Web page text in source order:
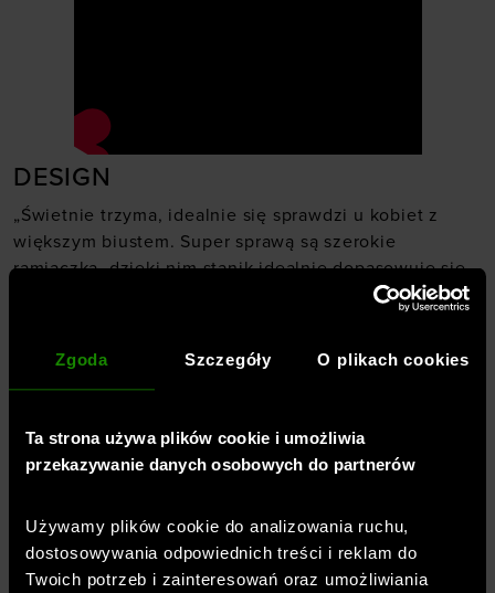
Zgoda Szczegóły O plikach cookies
Ta strona używa plików cookie i umożliwia
przekazywanie danych osobowych do partnerów
Używamy plików cookie do analizowania ruchu,
dostosowywania odpowiednich treści i reklam do
Twoich potrzeb i zainteresowań oraz umożliwiania
DESIGN
„Świetnie trzyma, idealnie się sprawdzi u kobiet z
większym biustem. Super sprawą są szerokie
ramiączka, dzięki nim stanik idealnie dopasowuje się
dedykowanych intensywnym treningom. Świetnej
jakości materiały i wykończenia, szwy są
JAKOŚĆ MATERIAŁÓW
„Jak zawsze w przypadku marki Under Armour, tak